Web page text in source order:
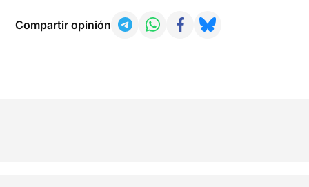
Compartir opinión